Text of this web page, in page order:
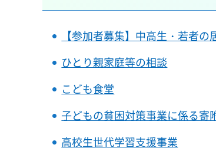
【参加者募集】中高生・若者
ひとり親家庭等の相談
こども食堂
子どもの貧困対策事業に係る寄
高校生世代学習支援事業